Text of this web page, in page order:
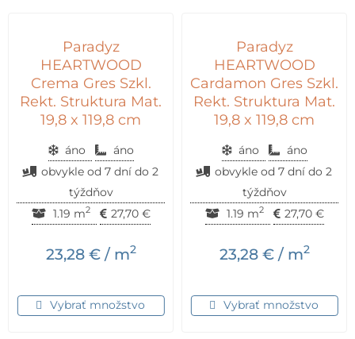
Paradyz
HEARTWOOD
Crema Gres Szkl.
Rekt. Struktura Mat.
19,8 x 119,8 cm
áno
áno
obvykle od 7 dní do 2
týždňov
1.19 m2 27,70 €
23,28 €/ m2
Vybrať množstvo
Paradyz
HEARTWOOD
Cardamon Gres Szkl.
Rekt. Struktura Mat.
19,8 x 119,8 cm
áno
áno
obvykle od 7 dní do 2
týždňov
1.19 m2 27,70 €
23,28 €/ m2
Vybrať množstvo